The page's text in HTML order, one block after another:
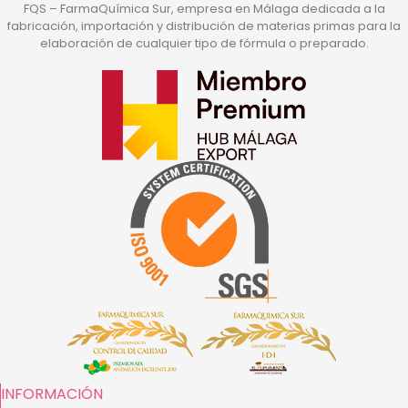
FQS – FarmaQuímica Sur, empresa en Málaga dedicada a la
fabricación, importación y distribución de materias primas para la
elaboración de cualquier tipo de fórmula o preparado.
INFORMACIÓN